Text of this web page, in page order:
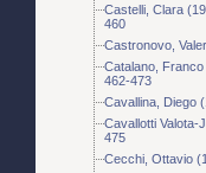
Castelli, Clara
460
Castronovo,
Catalano,
462-473
Cavallina, Diego
Cavallotti Valota-
475
Cecchi, Ottavio